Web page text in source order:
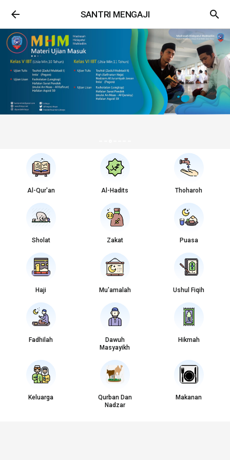
arrow_back SANTRI MENGAJI search
Al-Qur'an Al-Hadits Thoharoh
Sholat Zakat Puasa
Haji Mu'amalah Ushul Fiqih
Fadhilah
Dawuh
Masyayikh
Hikmah
Keluarga
Qurban Dan
Nadzar
Makanan